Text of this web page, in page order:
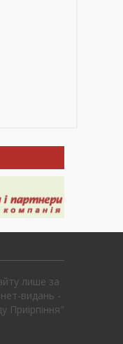
лише за
видань -
Приірпіння"